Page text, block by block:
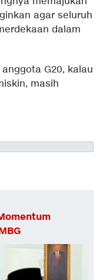
agar seluruh
dalam
G20, kalau
masih